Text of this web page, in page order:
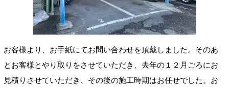
お客様より、お手紙にてお問い合わせを頂戴しました。そのあ
とお客様とやり取りをさせていただき、去年の１２月ごろにお
見積りさせていただき、その後の施工時期はお任せでした。お